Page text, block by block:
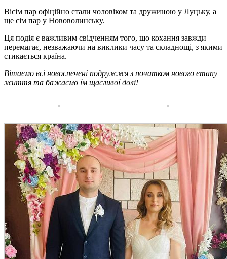
Вісім пар офіційно стали чоловіком та дружиною у Луцьку, а
ще сім пар у Нововолинську.
Ця подія є важливим свідченням того, що кохання завжди
перемагає, незважаючи на виклики часу та складнощі, з якими
стикається країна.
Вітаємо всі новоспечені подружжя з початком нового етапу
життя та бажаємо їм щасливої долі!